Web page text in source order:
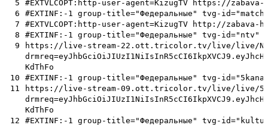
5
#EXTVLCOPT:http-user-agent=KizugTV https://
6
#EXTINF:-1 group-title="Федеральные" tvg-
7
#EXTVLCOPT:http-user-agent=KizugTV http://
8
#EXTINF:-1 group-title="Федеральные" tvg-id="ntv"
9
https://live-stream-22.ott.tricolor.tv/live/live/
KdThFo
10
#EXTINF:-1 group-title="Федеральные" tvg-
11
https://live-stream-09.ott.tricolor.tv/live/live/
KdThFo
12
#EXTINF:-1 group-title="Федеральные" tvg-